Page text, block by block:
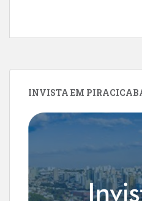
INVISTA EM